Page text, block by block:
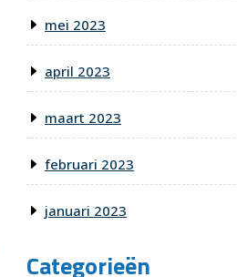
mei 2023
april 2023
maart 2023
februari 2023
januari 2023
Categorieën